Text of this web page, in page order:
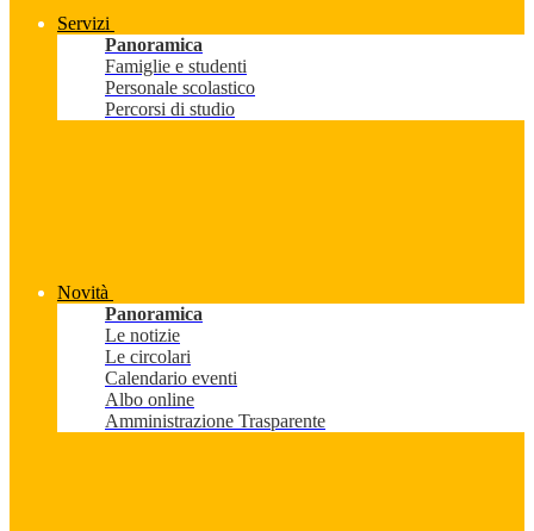
Servizi
Panoramica
Famiglie e studenti
Personale scolastico
Percorsi di studio
Novità
Panoramica
Le notizie
Le circolari
Calendario eventi
Albo online
Amministrazione Trasparente